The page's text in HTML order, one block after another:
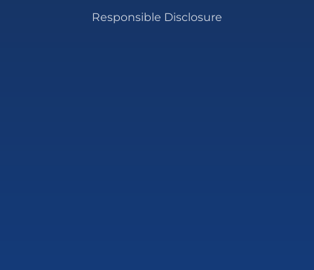
Responsible Disclosure